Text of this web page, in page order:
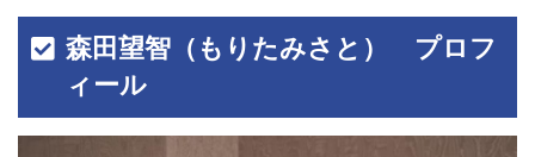
森田望智（もりたみさと） プロフ
ィール